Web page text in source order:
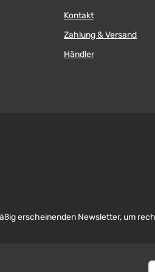
Kontakt
Zahlung & Versand
Händler
erscheinenden Newsletter, um